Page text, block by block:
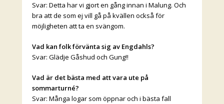
Svar: Detta har vi gjort en gång innan i Malung. Och
bra att de som ej vill gå på kvällen också för
möjligheten att ta en svängom.
Vad kan folk förvänta sig av Engdahls?
Svar: Glädje Gåshud och Gung!!
Vad är det bästa med att vara ute på
sommarturné?
Svar: Många logar som öppnar och i bästa fall